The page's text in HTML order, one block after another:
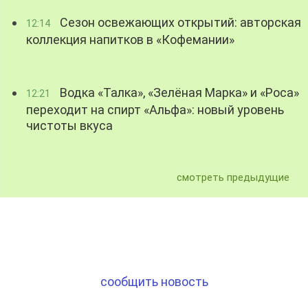
12:14
Сезон освежающих открытий: авторская
коллекция напитков в «Кофемании»
12:21
Водка «Талка», «Зелёная Марка» и «Роса»
переходит на спирт «Альфа»: новый уровень
чистоты вкуса
смотреть предыдущие
сообщить новость